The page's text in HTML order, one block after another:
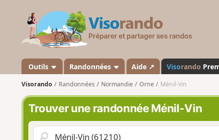
s
a
n
o
Outils Randonnées Aide ↗ Visorando
Visorando Randonnées Normandie Orne Ménil-Vin
Trouver une randonnée Ménil-Vin